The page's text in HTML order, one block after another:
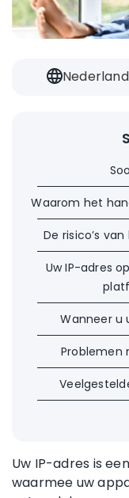
Waarom het
De risico’s
Uw IP-adres
Wanneer u
Problemen
Uw IP-adres is
waarmee uw